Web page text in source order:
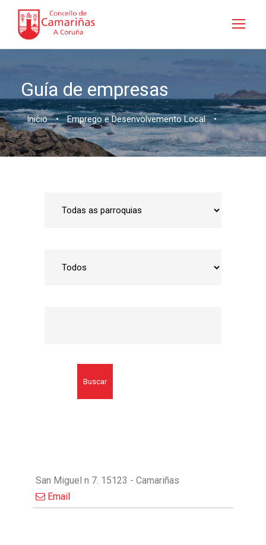
Guía de empresas
Inicio • Emprego e Desenvolvemento Local •
Buscar
San Miguel n 7. 15123 - Camariñas
Email